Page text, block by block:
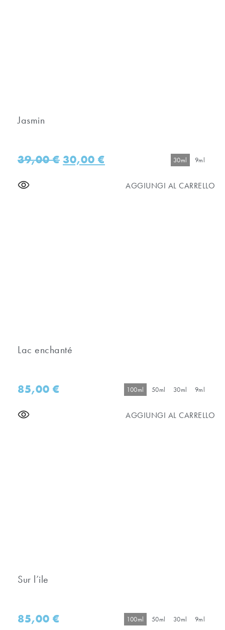
Jasmin
39,00€ 30,00€ 30ml 9ml
AGGIUNGI AL CARRELLO
Lac enchanté
85,00€ 100ml 50ml 30ml 9ml
AGGIUNGI AL CARRELLO
Sur l’ile
85,00€ 100ml 50ml 30ml 9ml